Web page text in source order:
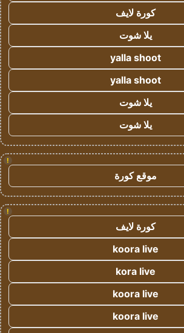
كورة لايف
يلا شوت
yalla shoot
yalla shoot
يلا شوت
يلا شوت
!
موقع كورة
!
كورة لايف
koora live
kora live
koora live
koora live